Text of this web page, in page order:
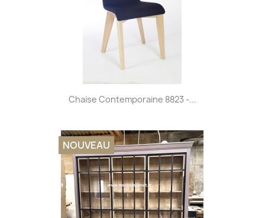
Chaise Contemporaine 8823 -...
NOUVEAU